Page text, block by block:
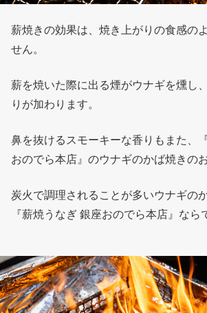
薪焼きの効果は、焼き上がりの食感の
せん。
薪を焼いた際に出る煙がウナギを燻し
りが加わります。
鼻を抜けるスモーキーな香りもまた、
おのでら本店』のウナギのかば焼きのお
炭火で調理されることが多いウナギの
『薪焼うなぎ 銀座おのでら本店』なら